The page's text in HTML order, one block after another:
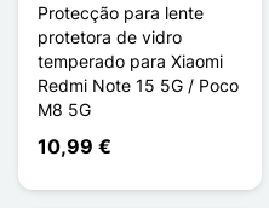
Protecção para lente
protetora de vidro
temperado para Xiaomi
Redmi Note 15 5G / Poco
M8 5G
10,99 €